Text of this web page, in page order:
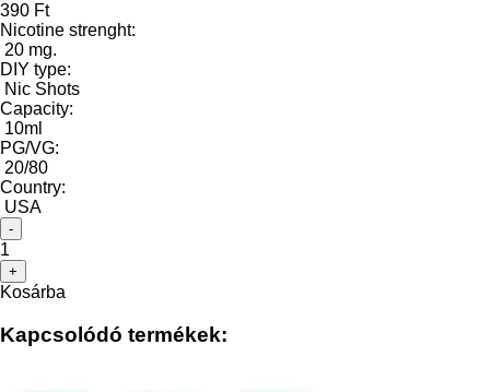
390 Ft
Nicotine strenght:
20 mg.
DIY type:
Nic Shots
Capacity:
10ml
PG/VG:
20/80
Country:
USA
-
1
+
Kosárba
Kapcsolódó termékek: